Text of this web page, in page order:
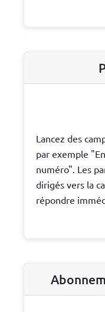
Lancez des
par exemple
numéro". Les
dirigés vers la
répondre